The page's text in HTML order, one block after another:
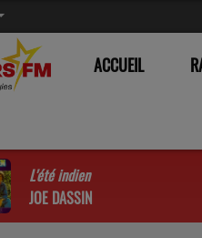
ACCUEIL
L'été indien
JOE DASSIN